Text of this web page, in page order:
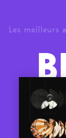
Les meilleurs